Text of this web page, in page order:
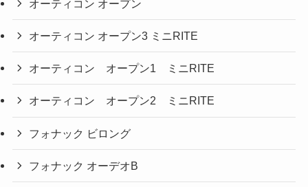
オーティコン オープン
オーティコン オープン3 ミニRITE
オーティコン オープン1 ミニRITE
オーティコン オープン2 ミニRITE
フォナック ビロング
フォナック オーデオB